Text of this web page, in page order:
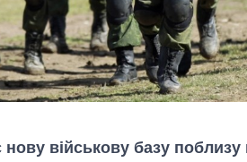
нову військову базу